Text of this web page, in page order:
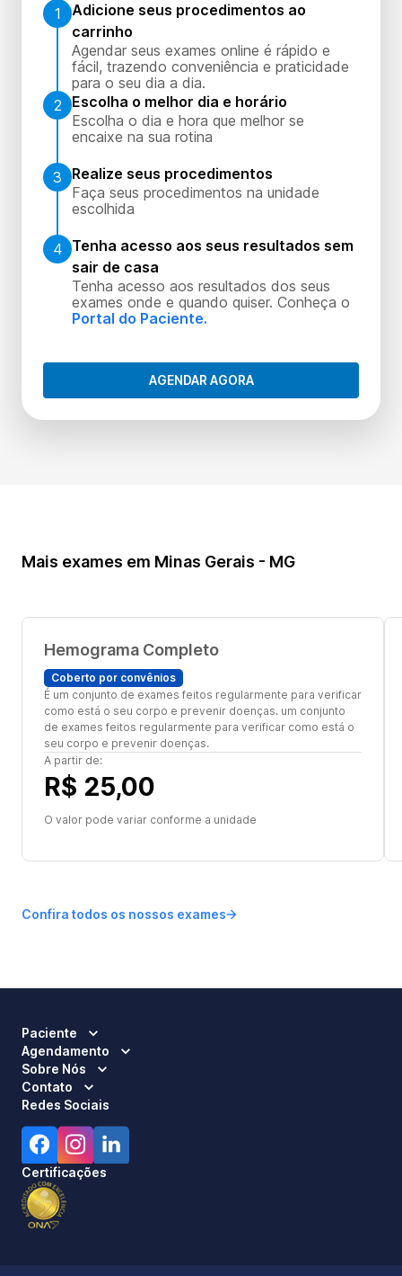
1
Adicione seus procedimentos ao
carrinho
Agendar seus exames online é rápido e
fácil, trazendo conveniência e praticidade
para o seu dia a dia.
2
Escolha o melhor dia e horário
Escolha o dia e hora que melhor se
encaixe na sua rotina
3
Realize seus procedimentos
Faça seus procedimentos na unidade
escolhida
4 Tenha acesso aos seus resultados sem
sair de casa
Tenha acesso aos resultados dos seus
exames onde e quando quiser. Conheça o
Portal do Paciente.
AGENDAR AGORA
Mais exames em Minas Gerais - MG
Hemograma Completo
Coberto por convênios
É um conjunto de exames feitos regularmente para verificar
como está o seu corpo e prevenir doenças. um conjunto
de exames feitos regularmente para verificar como está o
seu corpo e prevenir doenças.
A partir de:
R$ 25,00
O valor pode variar conforme a unidade
Confira todos os nossos exames
Paciente
Agendamento
Sobre Nós
Contato
Redes Sociais
Certificações